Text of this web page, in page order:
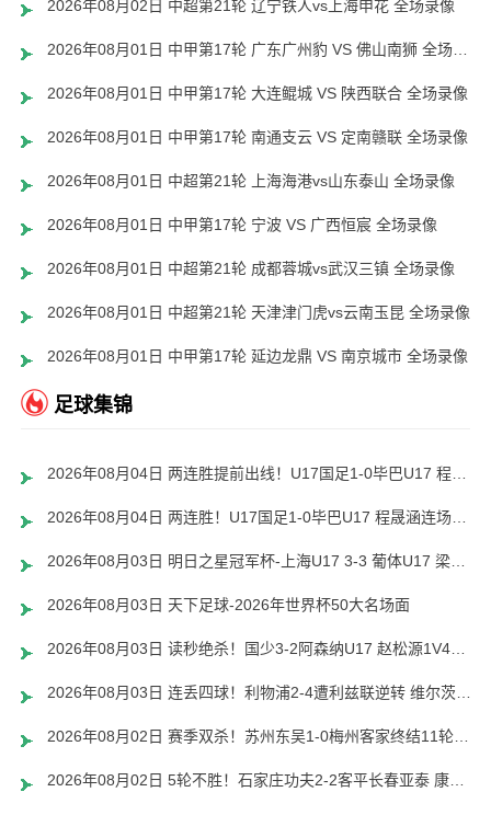
2026年08月02日 中超第21轮 辽宁铁人vs上海申花 全场录像
2026年08月01日 中甲第17轮 广东广州豹 VS 佛山南狮 全场录像
2026年08月01日 中甲第17轮 大连鲲城 VS 陕西联合 全场录像
2026年08月01日 中甲第17轮 南通支云 VS 定南赣联 全场录像
2026年08月01日 中超第21轮 上海海港vs山东泰山 全场录像
2026年08月01日 中甲第17轮 宁波 VS 广西恒宸 全场录像
2026年08月01日 中超第21轮 成都蓉城vs武汉三镇 全场录像
2026年08月01日 中超第21轮 天津津门虎vs云南玉昆 全场录像
2026年08月01日 中甲第17轮 延边龙鼎 VS 南京城市 全场录像
足球集锦
2026年08月04日 两连胜提前出线！U17国足1-0毕巴U17 程晟涵连场破门赵松源中楣
2026年08月04日 两连胜！U17国足1-0毕巴U17 程晟涵连场头球破门制胜赵松源中楣
2026年08月03日 明日之星冠军杯-上海U17 3-3 葡体U17 梁锦鸿梅开二度
2026年08月03日 天下足球-2026年世界杯50大名场面
2026年08月03日 读秒绝杀！国少3-2阿森纳U17 赵松源1V4一条龙+造乌龙 程晟涵绝杀
2026年08月02日 赛季双杀！苏州东吴1-0梅州客家终结11轮不胜 米尔扎提制胜球
2026年08月02日 5轮不胜！石家庄功夫2-2客平长春亚泰 康拉德谭龙卡米洛破门